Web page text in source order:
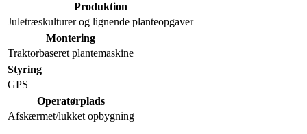
Produktion
Juletræskulturer og lignende planteopgaver
Montering
Traktorbaseret plantemaskine
Styring
GPS
Operatørplads
Afskærmet/lukket opbygning